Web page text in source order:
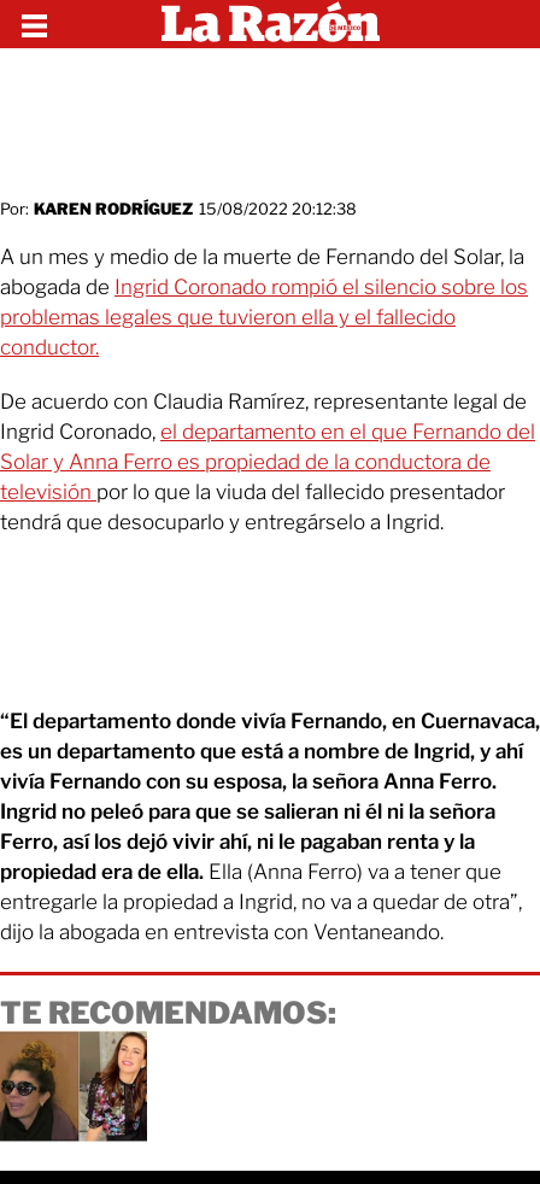
Por: KAREN RODRÍGUEZ 15/08/2022 20:12:38
A un mes y medio de la muerte de Fernando del Solar, la
abogada de Ingrid Coronado rompió el silencio sobre los
problemas legales que tuvieron ella y el fallecido
conductor.
De acuerdo con Claudia Ramírez, representante legal de
Ingrid Coronado, el departamento en el que Fernando del
Solar y Anna Ferro es propiedad de la conductora de
televisión por lo que la viuda del fallecido presentador
tendrá que desocuparlo y entregárselo a Ingrid.
“El departamento donde vivía Fernando, en Cuernavaca,
es un departamento que está a nombre de Ingrid, y ahí
vivía Fernando con su esposa, la señora Anna Ferro.
Ingrid no peleó para que se salieran ni él ni la señora
Ferro, así los dejó vivir ahí, ni le pagaban renta y la
propiedad era de ella. Ella (Anna Ferro) va a tener que
entregarle la propiedad a Ingrid, no va a quedar de otra”,
dijo la abogada en entrevista con Ventaneando.
TE RECOMENDAMOS: